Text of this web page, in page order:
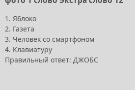
1. Яблоко
2. Газета
3. Человек со смартфоном
4. Клавиатуру
Правильный ответ: ДЖОБС